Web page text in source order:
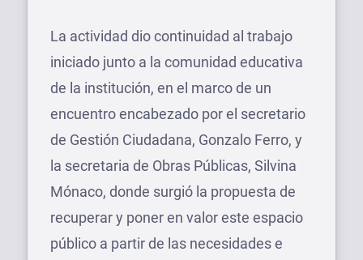
La actividad dio continuidad al trabajo
iniciado junto a la comunidad educativa
de la institución, en el marco de un
encuentro encabezado por el secretario
de Gestión Ciudadana, Gonzalo Ferro, y
la secretaria de Obras Públicas, Silvina
Mónaco, donde surgió la propuesta de
recuperar y poner en valor este espacio
público a partir de las necesidades e